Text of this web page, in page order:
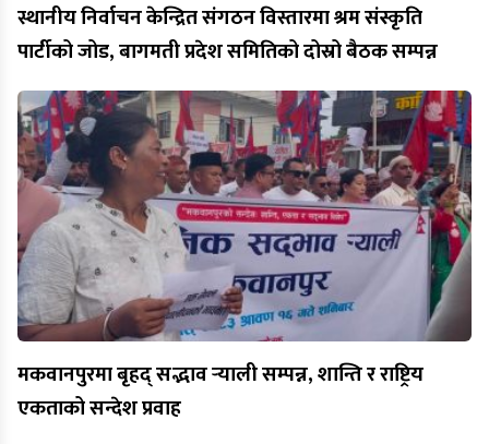
स्थानीय निर्वाचन केन्द्रित संगठन विस्तारमा श्रम संस्कृति
पार्टीको जोड, बागमती प्रदेश समितिको दोस्रो बैठक सम्पन्न
मकवानपुरमा बृहद् सद्भाव र्‍याली सम्पन्न, शान्ति र राष्ट्रिय
एकताको सन्देश प्रवाह